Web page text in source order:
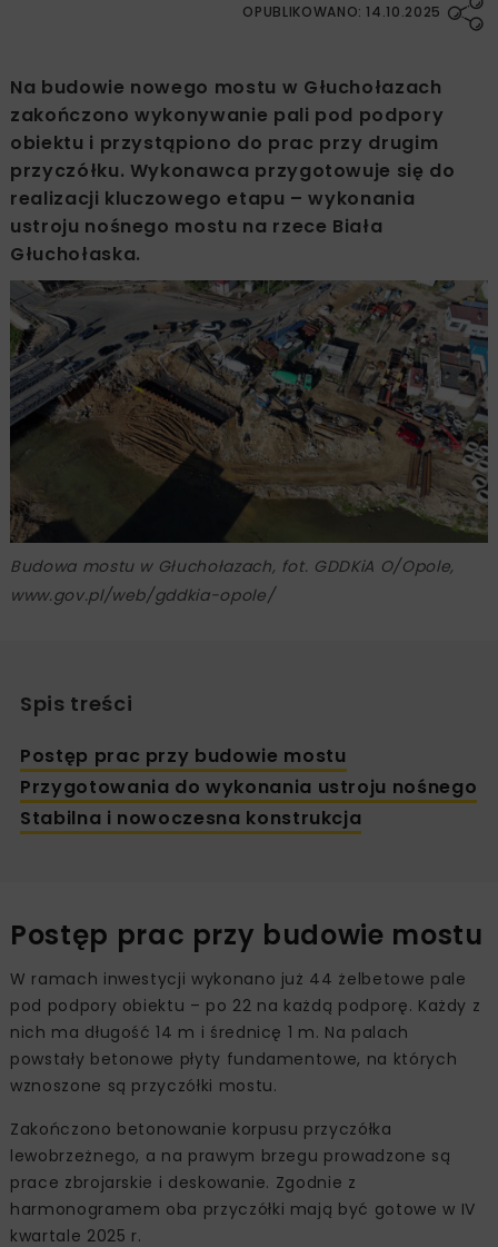
OPUBLIKOWANO: 14.10.2025
Na budowie nowego mostu w Głuchołazach
zakończono wykonywanie pali pod podpory
obiektu i przystąpiono do prac przy drugim
przyczółku. Wykonawca przygotowuje się do
realizacji kluczowego etapu – wykonania
ustroju nośnego mostu na rzece Biała
Głuchołaska.
Budowa mostu w Głuchołazach, fot. GDDKiA O/Opole,
www.gov.pl/web/gddkia-opole/
Spis treści
Postęp prac przy budowie mostu
Przygotowania do wykonania ustroju nośnego
Stabilna i nowoczesna konstrukcja
Postęp prac przy budowie mostu
W ramach inwestycji wykonano już 44 żelbetowe pale
pod podpory obiektu – po 22 na każdą podporę. Każdy z
nich ma długość 14 m i średnicę 1 m. Na palach
powstały betonowe płyty fundamentowe, na których
wznoszone są przyczółki mostu.
Zakończono betonowanie korpusu przyczółka
lewobrzeżnego, a na prawym brzegu prowadzone są
prace zbrojarskie i deskowanie. Zgodnie z
harmonogramem oba przyczółki mają być gotowe w IV
kwartale 2025 r.